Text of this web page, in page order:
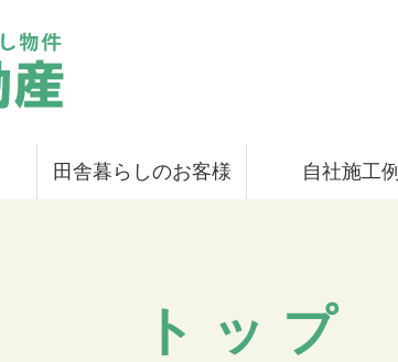
田舎暮らしのお客様 自社施工例
トップ